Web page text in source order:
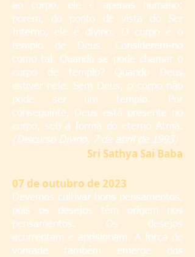
ao corpo, ele é apenas humano;
porém, do ponto de vista do Ser
Interno, ele é divino. O corpo é o
templo de Deus. Considerem-no
como tal. Quando se pode chamar o
corpo de templo? Quando Deus
estiver nele. Sem Deus, o corpo não
pode ser um templo. Por
conseguinte, Deus está presente no
corpo, sob a forma do eterno Atma.
(Discurso Divino, 7 de abril de 1993)
Sri Sathya Sai Baba
07 de outubro de 2023
Devemos cultivar bons pensamentos,
pois os desejos têm origem nos
pensamentos. Os desejos
acorrentam e aprisionam. A força de
vontade também emerge dos